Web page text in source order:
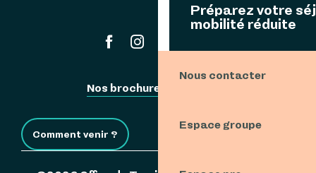
Préparez votre
mobilité réduite
Nous contacter
Espace groupe
Nos brochures
Comment venir ?